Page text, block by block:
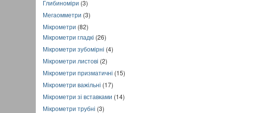
Глибиноміри (3)
Мегаомметри (3)
Мікрометри (82)
Мікрометри гладкі (26)
Мікрометри зубомірні (4)
Мікрометри листові (2)
Мікрометри призматичні (15)
Мікрометри важільні (17)
Мікрометри зі вставками (14)
Мікрометри трубні (3)